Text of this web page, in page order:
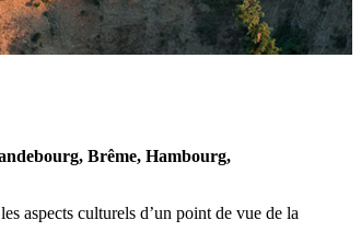
Brême, Hambourg,
aspects culturels d’un point de vue de la